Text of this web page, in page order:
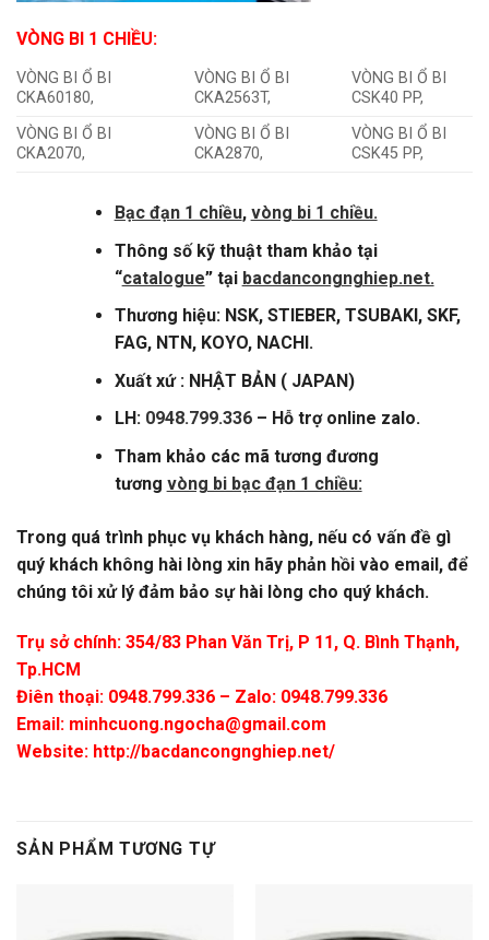
VÒNG BI 1 CHIỀU:
VÒNG BI Ổ BI
CKA60180,
VÒNG BI Ổ BI
CKA2563T,
VÒNG BI Ổ BI
CSK40 PP,
VÒNG BI Ổ BI
CKA2070,
VÒNG BI Ổ BI
CKA2870,
VÒNG BI Ổ BI
CSK45 PP,
Bạc đạn 1 chiều, vòng bi 1 chiều.
Thông số kỹ thuật tham khảo tại
“catalogue” tại bacdancongnghiep.net.
Thương hiệu: NSK, STIEBER, TSUBAKI, SKF,
FAG, NTN, KOYO, NACHI.
Xuất xứ : NHẬT BẢN ( JAPAN)
LH: 0948.799.336– Hỗ trợ online zalo.
Tham khảo các mã tương đương
tương vòng bi bạc đạn 1 chiều:
Trong quá trình phục vụ khách hàng, nếu có vấn đề gì
quý khách không hài lòng xin hãy phản hồi vào email, để
chúng tôi xử lý đảm bảo sự hài lòng cho quý khách.
Trụ sở chính: 354/83 Phan Văn Trị, P 11, Q. Bình Thạnh,
Tp.HCM
Điên thoại: 0948.799.336 – Zalo: 0948.799.336
Email: minhcuong.ngocha@gmail.com
Website: http://bacdancongnghiep.net/
SẢN PHẨM TƯƠNG TỰ